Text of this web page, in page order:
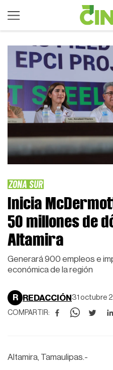
ZONA SUR
Inicia
50 millones de
Altamira
Generará 900 empleos e
económica de la región
R REDACCIÓN 31 octubre
COMPARTIR:
Altamira, Tamaulipas.-